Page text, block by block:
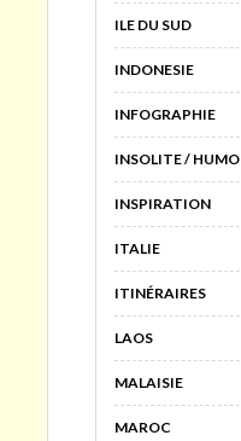
ILE DU SUD
INDONESIE
INFOGRAPHIE
INSOLITE /
INSPIRATION
ITALIE
ITINÉRAIRES
LAOS
MALAISIE
MAROC